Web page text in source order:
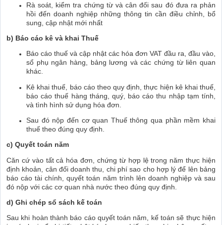
Rà soát, kiểm tra chứng từ và cân đối sau đó đưa ra phản
hồi đến doanh nghiệp những thông tin cần điều chỉnh, bổ
sung, cập nhật mới nhất
b) Báo cáo kê và khai Thuế
Báo cáo thuế và cập nhật các hóa đơn VAT đầu ra, đầu vào,
sổ phụ ngân hàng, bảng lương và các chứng từ liên quan
khác.
Kê khai thuế, báo cáo theo quy định, thực hiện kê khai thuế,
báo cáo thuế hàng tháng, quý, báo cáo thu nhập tạm tính,
và tình hình sử dụng hóa đơn.
Sau đó nộp đến cơ quan Thuế thông qua phần mềm khai
thuế theo đúng quy định.
c) Quyết toán năm
Căn cứ vào tất cả hóa đơn, chứng từ hợp lệ trong năm thực hiện
định khoản, cân đối doanh thu, chi phí sao cho hợp lý để lên bảng
báo cáo tài chính, quyết toán năm trình lên doanh nghiệp và sau
đó nộp với các cơ quan nhà nước theo đúng quy định.
d) Ghi chép sổ sách kế toán
Sau khi hoàn thành báo cáo quyết toán năm, kế toán sẽ thực hiện